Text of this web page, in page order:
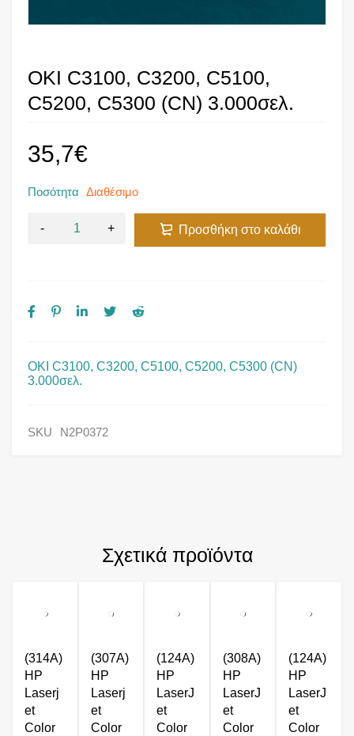
OKI C3100, C3200, C5100,
C5200, C5300 (CN) 3.000σελ.
OKI C3100, C3200, C5100, C5200, C5300 (CN)
3.000σελ.
35,7€
Ποσότητα Διαθέσιμο
Προσθήκη στο καλάθι
SKU N2P0372
Σχετικά προϊόντα
(314A)
HP
Laserj
et
Color
(307A)
HP
Laserj
et
Color
(124A)
HP
LaserJ
et
Color
(308A)
HP
LaserJ
et
Color
(124A)
HP
LaserJ
et
Color